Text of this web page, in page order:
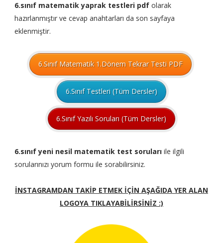
6.sınıf matematik yaprak testleri pdfolarak
hazırlanmıştır ve cevap anahtarları da son sayfaya
eklenmiştir.
6.Sınıf Matematik 1.Dönem Tekrar Testi PDF
6.Sınıf Testleri (Tüm Dersler)
6.Sınıf Yazılı Soruları (Tüm Dersler)
6.sınıf yeni nesil matematik test sorularıile ilgili
sorularınızı yorum formu ile sorabilirsiniz.
İNSTAGRAMDAN TAKİP ETMEK İÇİN AŞAĞIDA YER ALAN
LOGOYA TIKLAYABİLİRSİNİZ :)